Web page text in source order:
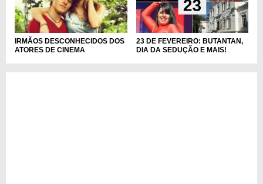
IRMÃOS DESCONHECIDOS DOS
ATORES DE CINEMA
23 DE FEVEREIRO: BUTANTAN,
DIA DA SEDUÇÃO E MAIS!